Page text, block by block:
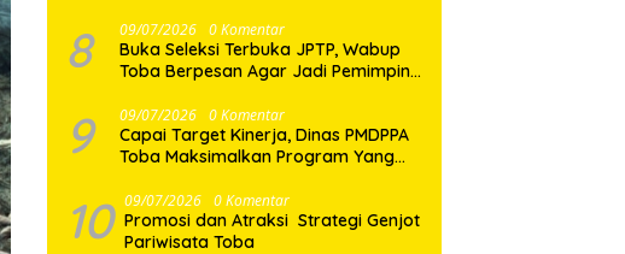
8 09/07/2026 0 Komentar
Buka Seleksi Terbuka JPTP, Wabup
Toba Berpesan Agar Jadi Pemimpin
9 09/07/2026 0 Komentar
Capai Target Kinerja, Dinas PMDPPA
Toba Maksimalkan Program Yang
10 09/07/2026 0 Komentar
Promosi dan Atraksi Strategi Genjot
Pariwisata Toba